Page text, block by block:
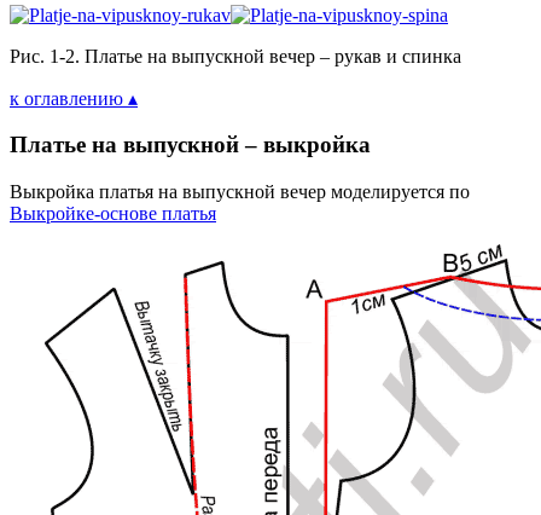
Рис. 1-2. Платье на выпускной вечер – рукав и спинка
к оглавлению ▴
Платье на выпускной – выкройка
Выкройка платья на выпускной вечер моделируется по
Выкройке-основе платья